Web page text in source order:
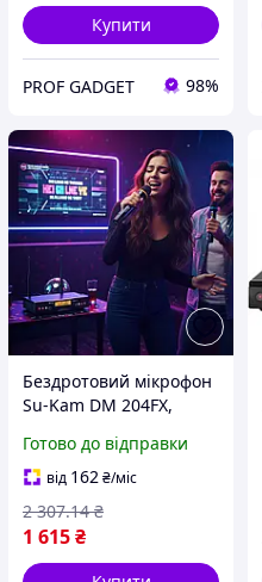
Купити
PROF GADGET 98%
Бездротовий мікрофон
Su-Kam DM 204FX,
радіосистема з двома
мікрофонами /
Мікрофонна система
Готово до відправки
від 162₴/міс
1 615₴
2 307.14 ₴